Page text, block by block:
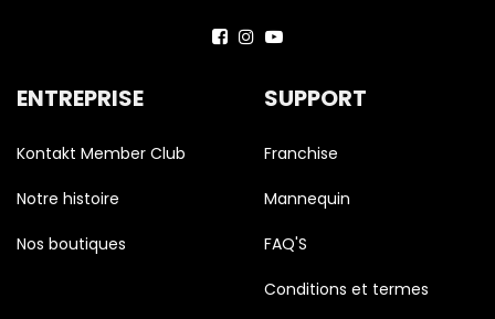
ENTREPRISE
Kontakt Member Club
Notre histoire
Nos boutiques
SUPPORT
Franchise
Mannequin
FAQ'S
Conditions et termes